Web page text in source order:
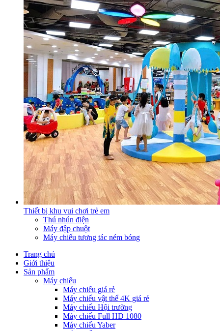
Thiết bị khu vui chơi trẻ em
Thú nhún điện
Máy đập chuột
Máy chiếu tương tác ném bóng
Trang chủ
Giới thiệu
Sản phẩm
Máy chiếu
Máy chiếu giá rẻ
Máy chiếu vật thể 4K giá rẻ
Máy chiếu Hội trường
Máy chiếu Full HD 1080
Máy chiếu Yaber